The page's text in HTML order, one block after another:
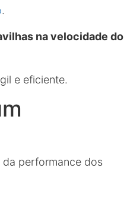
.
na velocidade do
e eficiente.
da performance dos